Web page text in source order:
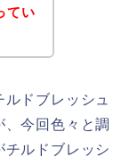
てい
ドブレッシュ
今回色々と調
ルドブレッシ